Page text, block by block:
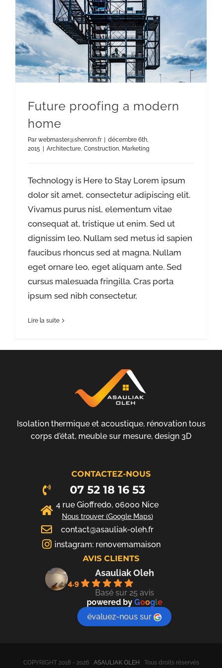
Future proofing a modern
home
Parwebmaster@shenron.fr
décembre 6th,
2015
Architecture, Construction, Marketing
Technology is Here to Stay Lorem ipsum
dolor sit amet, consectetur adipiscing elit.
Vivamus purus nisl, elementum vitae
consequat at, tristique ut enim. Sed ut
dignissim leo. Nullam sed metus id sapien
faucibus rhoncus sed at magna. Nullam
eget ornare leo, eget aliquam ante. Sed
cursus malesuada fringilla. Cras porta
ipsum sed nibh consectetur,
Lire la suite
CONTACTEZ-NOUS
07 52 18 16 53
4 rue Gioffredo, 06000 Nice
Nous trouver (Google Maps)
contact@asauliak-oleh.fr
instagram: renovemamaison
Isolation thermique et acoustique, rénovation tous
corps d'état, meuble sur mesure, design 3D
AVIS CLIENTS
Asauliak Oleh
4.9
Basé sur 25 avis
powered by Google
évaluez-nous sur
COPYRIGHT 2018 - 2026 ASAULIAK OLEH Tous droits réservés